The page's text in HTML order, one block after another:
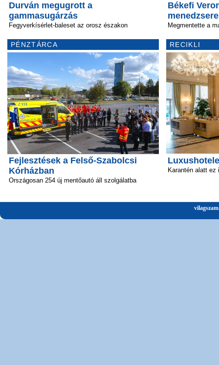
Durván megugrott a
gammasugárzás
Fegyverkísérlet-baleset az orosz északon
PÉNZTÁRCA
Fejlesztések a Felső-Szabolcsi
Kórházban
Országosan 254 új mentőautó áll szolgálatba
Békefi
menedzsere
Megmentette a
RECIKLI
Karantén alatt ez